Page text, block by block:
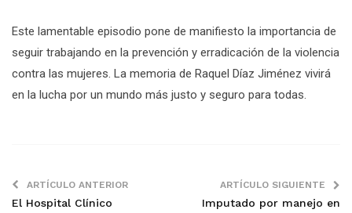
Este lamentable episodio pone de manifiesto la importancia de
seguir trabajando en la prevención y erradicación de la violencia
contra las mujeres. La memoria de Raquel Díaz Jiménez vivirá
en la lucha por un mundo más justo y seguro para todas.
ARTÍCULO ANTERIOR
El Hospital Clínico
ARTÍCULO SIGUIENTE
Imputado por manejo en